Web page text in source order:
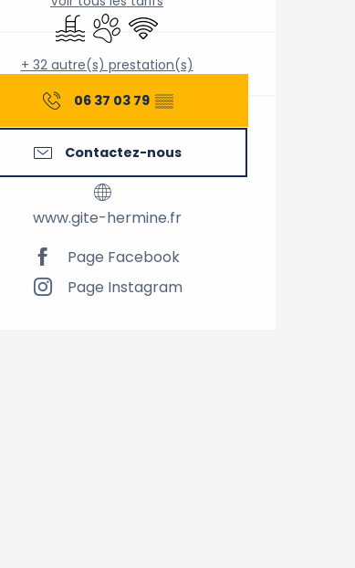
PiscineAnimaux acceptés
WiFi
+ 32 autre(s) prestation(s)
06 37 03 79 ▒▒
Contactez-nous
www.gite-hermine.fr
Page Facebook
Page Instagram